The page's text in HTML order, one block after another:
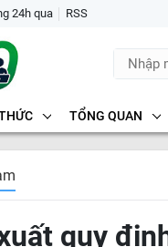
24h qua RSS
TỔNG QUAN
quy